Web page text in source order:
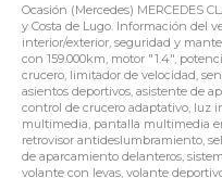
Ocasión (Mercedes) MERCEDES
y Costa de Lugo. Información del
interior/exterior, seguridad y
con 159.000km, motor "1.4",
crucero, limitador de velocidad,
asientos deportivos, asistente de
control de crucero adaptativo, luz
multimedia, pantalla multimedia
retrovisor antideslumbramiento,
de aparcamiento delanteros,
volante con levas, volante